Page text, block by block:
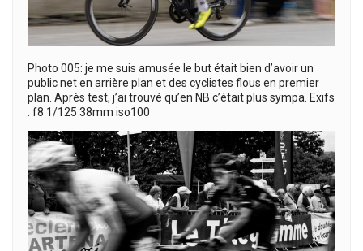
Photo 005: je me suis amusée le but était bien d’avoir un
public net en arrière plan et des cyclistes flous en premier
plan. Après test, j’ai trouvé qu’en NB c’était plus sympa. Exifs
: f8 1/125 38mm iso100